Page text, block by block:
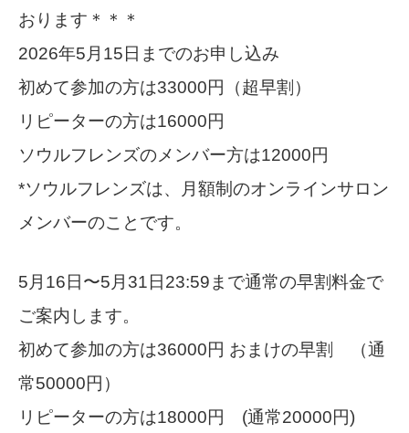
おります＊＊＊
2026年5月15日までのお申し込み
初めて参加の方は33000円（超早割）
リピーターの方は16000円
ソウルフレンズのメンバー方は12000円
*ソウルフレンズは、月額制のオンラインサロン
メンバーのことです。
5月16日〜5月31日23:59まで通常の早割料金で
ご案内します。
初めて参加の方は36000円 おまけの早割 （通
常50000円）
リピーターの方は18000円 (通常20000円)